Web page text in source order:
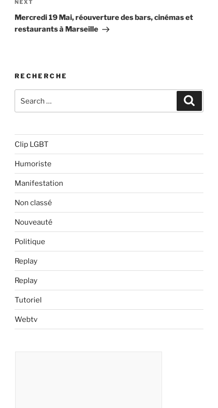
Next
Post
NEXT
Mercredi 19 Mai, réouverture des bars, cinémas et
restaurants à Marseille
RECHERCHE
Clip LGBT
Humoriste
Manifestation
Non classé
Nouveauté
Politique
Replay
Replay
Tutoriel
Webtv